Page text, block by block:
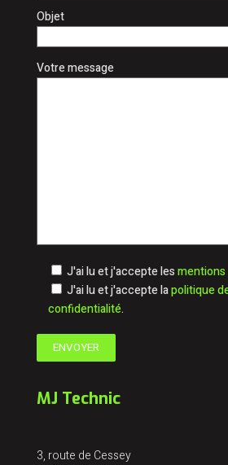
Objet
Votre message
J'ai lu et j'accepte lesmentions
J'ai lu et j'accepte lapolitique
confidentialité.
MJ Technic
3, route de Cessey